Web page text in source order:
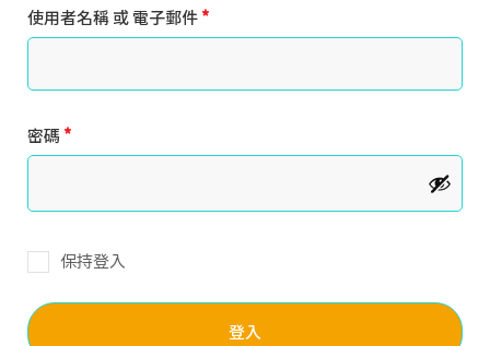
使用者名稱 或 電子郵件*
密碼 *
保持登入
登入